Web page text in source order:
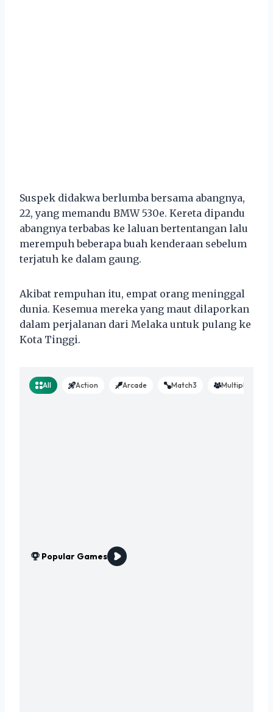
Suspek didakwa berlumba bersama abangnya,
22, yang memandu BMW 530e. Kereta dipandu
abangnya terbabas ke laluan bertentangan lalu
merempuh beberapa buah kenderaan sebelum
terjatuh ke dalam gaung.
Akibat rempuhan itu, empat orang meninggal
dunia. Kesemua mereka yang maut dilaporkan
dalam perjalanan dari Melaka untuk pulang ke
Kota Tinggi.